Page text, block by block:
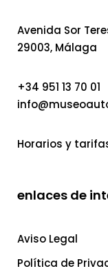
Avenida Sor
29003, Málaga
+34 951 13 70 01
Horarios y
enlaces de
Aviso Legal
Política de